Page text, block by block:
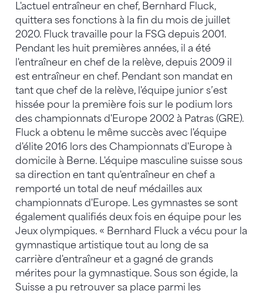
L'actuel entraîneur en chef, Bernhard Fluck,
quittera ses fonctions à la fin du mois de juillet
2020. Fluck travaille pour la FSG depuis 2001.
Pendant les huit premières années, il a été
l'entraîneur en chef de la relève, depuis 2009 il
est entraîneur en chef. Pendant son mandat en
tant que chef de la relève, l'équipe junior s’est
hissée pour la première fois sur le podium lors
des championnats d'Europe 2002 à Patras (GRE).
Fluck a obtenu le même succès avec l'équipe
d'élite 2016 lors des Championnats d'Europe à
domicile à Berne. L'équipe masculine suisse sous
sa direction en tant qu'entraîneur en chef a
remporté un total de neuf médailles aux
championnats d'Europe. Les gymnastes se sont
également qualifiés deux fois en équipe pour les
Jeux olympiques. « Bernhard Fluck a vécu pour la
gymnastique artistique tout au long de sa
carrière d'entraîneur et a gagné de grands
mérites pour la gymnastique. Sous son égide, la
Suisse a pu retrouver sa place parmi les